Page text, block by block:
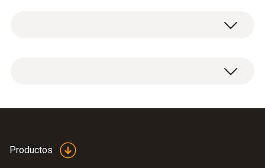
Productos